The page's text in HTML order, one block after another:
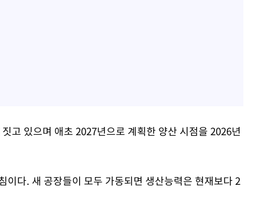
고 있으며 애초 2027년으로 계획한 양산 시점을 2026년
이다. 새 공장들이 모두 가동되면 생산능력은 현재보다 2